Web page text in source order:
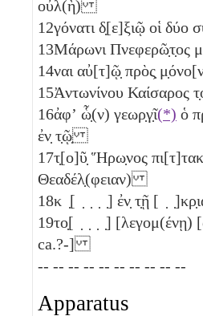
οὐλ(ὴ)
12γόνατι δ̣[ε]ξιῷ οἱ
13Μάρωνι Πνεφερῶ̣τ̣ος
14ναι αὐ[τ]ῷ̣ πρὸς̣
15Ἀντωνίνου
16ἀφʼ ὧ̣(ν) γεωρ̣γ̣ῖ(*) ὁ
ἐν̣ τ̣ῷ̣
17τ̣[ο]ῦ̣ Ἥρω̣νος
Θεαδέλ̣(φειαν)
18κ ̣[ ̣ ̣ ̣ ̣] ἐν̣ τ̣ῇ [
19το̣[ ̣ ̣ ̣ ̣] [λεγομ(ένῃ)
ca.?-]
-- -- -- -- -- -- -- -- -- --
Apparatus